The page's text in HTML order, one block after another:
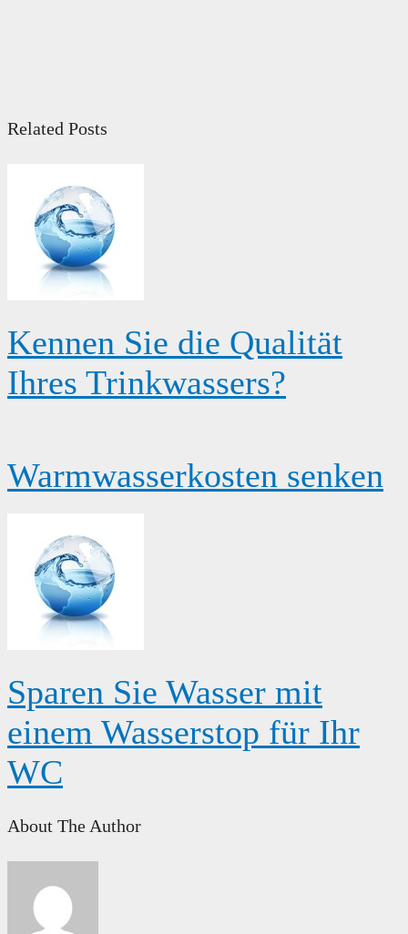
Related Posts
Kennen Sie die Qualität
Ihres Trinkwassers?
Warmwasserkosten senken
Sparen Sie Wasser mit
einem Wasserstop für Ihr
WC
About The Author